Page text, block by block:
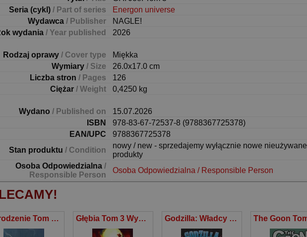
Seria (cykl) / Part of series
Energon universe
Wydawca / Publisher
NAGLE!
wydania / Year published 2026
Rodzaj oprawy / Cover type
Miękka
Wymiary / Size
26.0x17.0 cm
Liczba stron / Pages
126
Ciężar / Weight 0,4250 kg
Wydano / Published on
15.07.2026
ISBN
978-83-67-72537-8 (9788367725378)
EAN/UPC
9788367725378
Stan produktu / Condition
nowy / new - sprzedajemy wyłącznie nowe nieużywane
produkty
Osoba Odpowiedzialna /
Responsible Person
Osoba Odpowiedzialna / Responsible Person
Odrodzenie Tom 3 Odległe miejsce Głębia Tom 3 Wybrzeże gasnącego światła Godzilla: Władcy Ziemi 3